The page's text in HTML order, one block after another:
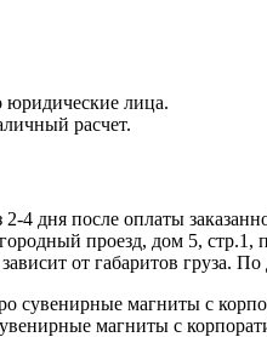
юридические лица.
расчет.
4 дня после оплаты
проезд, дом 5, стр.1,
от габаритов груза.
сувенирные магниты с
магниты с